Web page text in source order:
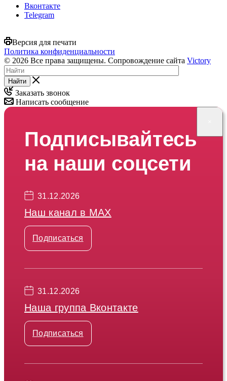
Вконтакте
Telegram
Версия для печати
Политика конфиденциальности
© 2026 Все права защищены. Сопровождение сайта Victory
Найти
Заказать звонок
Написать сообщение
Подписывайтесь
на наши соцсети
31.12.2026
Наш канал в МАХ
Подписаться
31.12.2026
Наша группа Вконтакте
Подписаться